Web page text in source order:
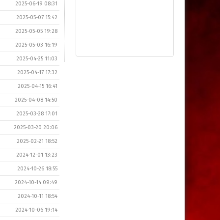
2025-06-19 08:31
2025-05-07 15:42
2025-05-05 19:28
2025-05-03 16:19
2025-04-25 11:03
2025-04-17 17:32
2025-04-15 16:41
2025-04-08 14:50
2025-03-28 17:01
2025-03-20 20:06
2025-02-21 18:52
2024-12-01 13:23
2024-10-26 18:55
2024-10-14 09:49
2024-10-11 18:54
2024-10-06 19:14